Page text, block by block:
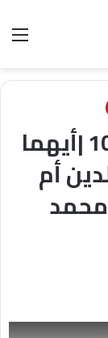
اسأل ولا تخف | الحلقة 10 |أيهما
أم
محمد